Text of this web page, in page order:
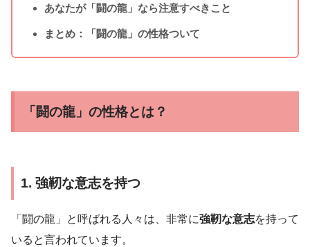
あなたが「闘の龍」なら注意すべきこと
まとめ：「闘の龍」の性格ついて
「闘の龍」の性格とは？
1. 強靭な意志を持つ
「闘の龍」と呼ばれる人々は、非常に強靭な意志を持って
いると言われています。